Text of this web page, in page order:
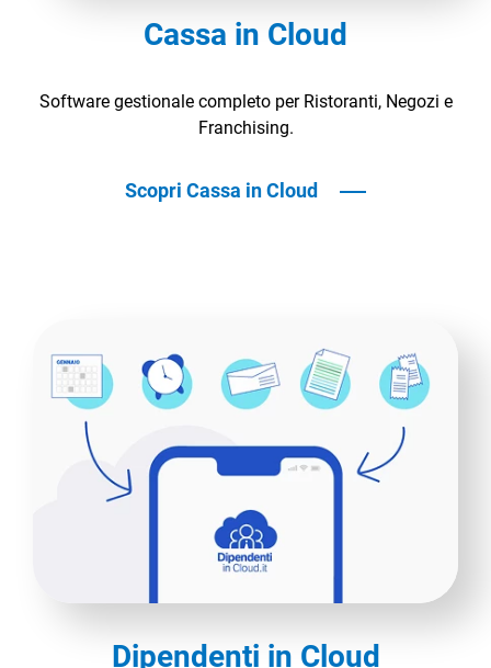
Cassa in Cloud
Software gestionale completo per Ristoranti, Negozi e
Franchising.
Scopri Cassa in Cloud
Dipendenti in Cloud